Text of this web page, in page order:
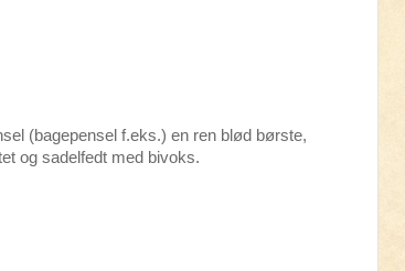
(bagepensel f.eks.) en ren blød børste,
og sadelfedt med bivoks.